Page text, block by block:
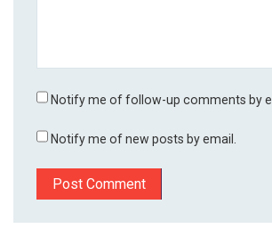
Notify me of follow-up comments by
Notify me of new posts by email.